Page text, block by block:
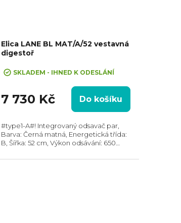
Elica LANE BL MAT/A/52 vestavná
digestoř
SKLADEM - IHNED K ODESLÁNÍ
7 730 Kč Do košíku
#type1-A#! Integrovaný odsavač par,
Barva: Černá matná, Energetická třída:
B, Šířka: 52 cm, Výkon odsávání: 650
odtahu: Horní, Možnost recirkulace i